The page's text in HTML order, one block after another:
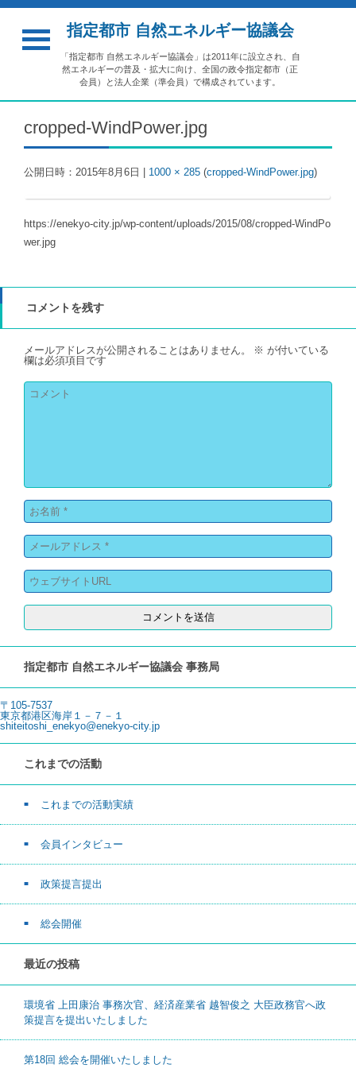
指定都市 自然エネルギー協議会
「指定都市 自然エネルギー協議会」は2011年に設立され、自
然エネルギーの普及・拡大に向け、全国の政令指定都市（正
会員）と法人企業（準会員）で構成されています。
cropped-WindPower.jpg
公開日時： 2015年8月6日 1000 × 285 (cropped-WindPower.jpg)
https://enekyo-city.jp/wp-content/uploads/2015/08/cropped-WindPo
wer.jpg
コメントを残す
メールアドレスが公開されることはありません。 ※ が付いている
欄は必須項目です
指定都市 自然エネルギー協議会 事務局
〒105-7537
東京都港区海岸１－７－１
shiteitoshi_enekyo@enekyo-city.jp
これまでの活動
これまでの活動実績
会員インタビュー
政策提言提出
総会開催
最近の投稿
環境省 上田康治 事務次官、経済産業省 越智俊之 大臣政務官へ政
策提言を提出いたしました
第18回 総会を開催いたしました